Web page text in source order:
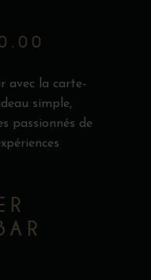
DE
PRIX :
$25.00
À
avec la carte-
simple,
passionnés de